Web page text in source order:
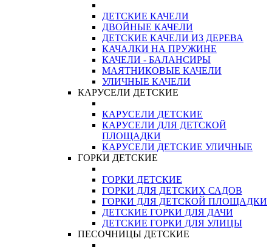
ДЕТСКИЕ КАЧЕЛИ
ДВОЙНЫЕ КАЧЕЛИ
ДЕТСКИЕ КАЧЕЛИ ИЗ ДЕРЕВА
КАЧАЛКИ НА ПРУЖИНЕ
КАЧЕЛИ - БАЛАНСИРЫ
МАЯТНИКОВЫЕ КАЧЕЛИ
УЛИЧНЫЕ КАЧЕЛИ
КАРУСЕЛИ ДЕТСКИЕ
КАРУСЕЛИ ДЕТСКИЕ
КАРУСЕЛИ ДЛЯ ДЕТСКОЙ
ПЛОЩАДКИ
КАРУСЕЛИ ДЕТСКИЕ УЛИЧНЫЕ
ГОРКИ ДЕТСКИЕ
ГОРКИ ДЕТСКИЕ
ГОРКИ ДЛЯ ДЕТСКИХ САДОВ
ГОРКИ ДЛЯ ДЕТСКОЙ ПЛОЩАДКИ
ДЕТСКИЕ ГОРКИ ДЛЯ ДАЧИ
ДЕТСКИЕ ГОРКИ ДЛЯ УЛИЦЫ
ПЕСОЧНИЦЫ ДЕТСКИЕ